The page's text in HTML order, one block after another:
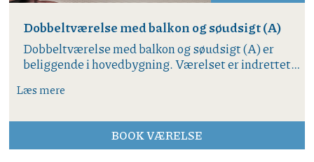
Dobbeltværelse med balkon og søudsigt (A)
Dobbeltværelse med balkon og søudsigt (A) er
beliggende i hovedbygning. Værelset er indrettet
garderobeskab. Badeværelse med douche/WC.
smukkeste udsigt over Hammersø og Hammeren.
Værelse og balkon er røgfrit.
Læs mere
BOOK VÆRELSE